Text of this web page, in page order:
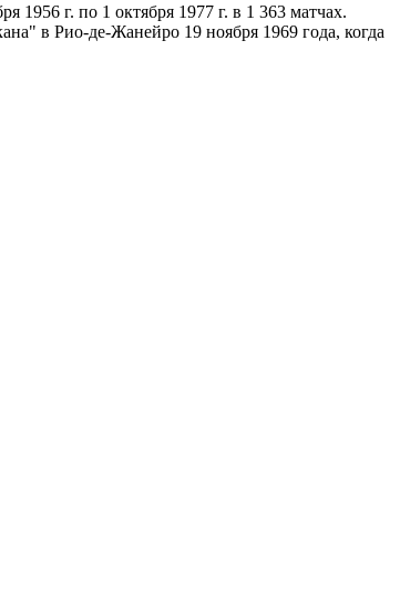
1956 г. по 1 октября 1977 г. в 1 363 матчах.
в Рио-де-Жанейро 19 ноября 1969 года, когда